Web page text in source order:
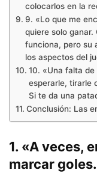
colocarlos en la
9. «Lo que me
quiere solo ganar.
funciona, pero su
los aspectos del
10. «Una falta
esperarle, tirarle
Si te da una
Conclusión: Las
1. «A veces,
marcar